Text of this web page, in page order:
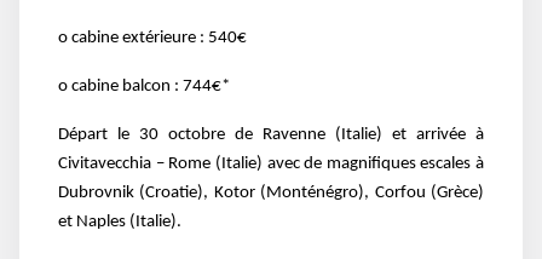
o cabine extérieure : 540€
o cabine balcon : 744€*
Départ le 30 octobre de Ravenne (Italie) et arrivée à
Civitavecchia – Rome (Italie) avec de magnifiques escales à
Dubrovnik (Croatie), Kotor (Monténégro), Corfou (Grèce)
et Naples (Italie).